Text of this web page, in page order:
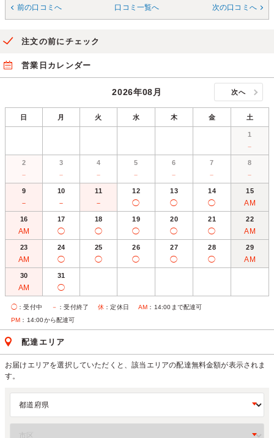
前の口コミへ 口コミ一覧へ 次の口コミへ
注文の前にチェック
営業日カレンダー
2026年08月 次へ
日 月 火 水 木 金 土
1
－
2
－
3
－
4
－
5
－
6
－
7
－
8
－
9
－
10
－
11
－
12
◯
13
◯
14
◯
15
AM
16
AM
17
◯
18
◯
19
◯
20
◯
21
◯
22
AM
23
AM
24
◯
25
◯
26
◯
27
◯
28
◯
29
AM
30
AM
31
◯
◯ ：受付中 － ：受付終了 休 ：定休日 AM ：14:00まで配達可
PM ：14:00から配達可
配達エリア
お届けエリアを選択していただくと、該当エリアの配達無料金額が表示されま
す。